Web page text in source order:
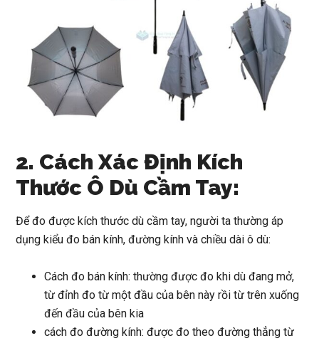
2. Cách Xác Định Kích
Thước Ô Dù Cầm Tay:
Để đo được kích thước dù cầm tay, người ta thường áp
dụng kiểu đo bán kính, đường kính và chiều dài ô dù:
Cách đo bán kính: thường được đo khi dù đang mở,
từ đỉnh đo từ một đầu của bên này rồi từ trên xuống
đến đầu của bên kia
cách đo đường kính: được đo theo đường thẳng từ